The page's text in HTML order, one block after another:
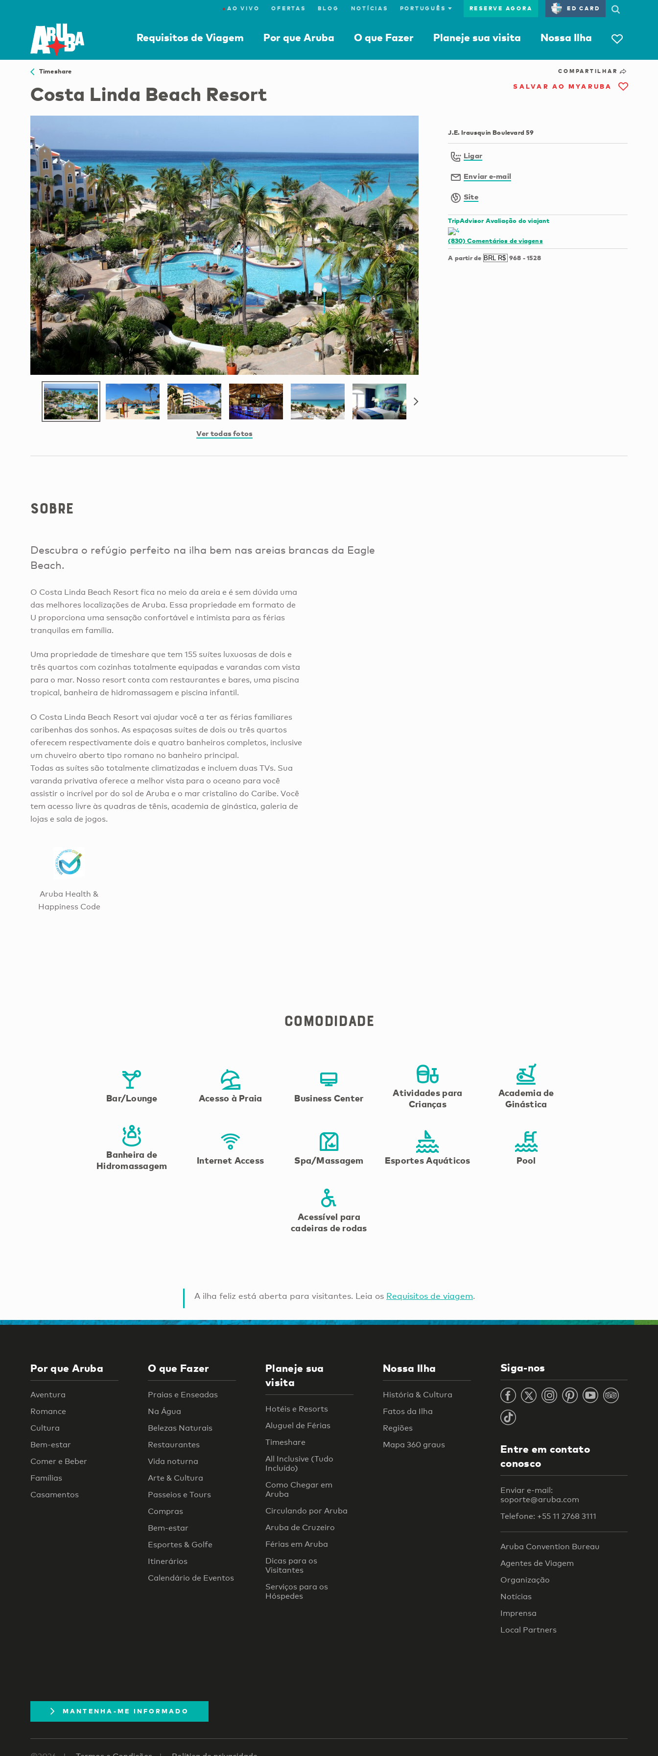
●AO VIVO OFERTAS BLOG NOTÍCIAS RESERVE AGORA ED CARD
Requisitos de Viagem Por que Aruba O que Fazer Planeje sua visita Nossa Ilha
Timeshare
Costa Linda Beach Resort
Ver todas fotos
COMPARTILHAR
SALVAR AO MYARUBA
J.E. Irausquin Boulevard 59
Ligar
Enviar e-mail
Site
TripAdvisor Avaliação do viajant
(830) Comentários de viagens
A partir de 968 -1528
Sobre
Descubra o refúgio perfeito na ilha bem nas areias brancas da Eagle
Beach.
O Costa Linda Beach Resort fica no meio da areia e é sem dúvida uma
das melhores localizações de Aruba. Essa propriedade em formato de
U proporciona uma sensação confortável e intimista para as férias
tranquilas em família.
Uma propriedade de timeshare que tem 155 suítes luxuosas de dois e
três quartos com cozinhas totalmente equipadas e varandas com vista
para o mar. Nosso resort conta com restaurantes e bares, uma piscina
tropical, banheira de hidromassagem e piscina infantil.
O Costa Linda Beach Resort vai ajudar você a ter as férias familiares
caribenhas dos sonhos. As espaçosas suítes de dois ou três quartos
oferecem respectivamente dois e quatro banheiros completos, inclusive
um chuveiro aberto tipo romano no banheiro principal.
Todas as suítes são totalmente climatizadas e incluem duas TVs. Sua
varanda privativa oferece a melhor vista para o oceano para você
assistir o incrível por do sol de Aruba e o mar cristalino do Caribe. Você
tem acesso livre às quadras de tênis, academia de ginástica, galeria de
lojas e sala de jogos.
Aruba Health &
Happiness Code
Comodidade
Bar/Lounge Acesso à Praia Business Center
Atividades para
Crianças
Academia de
Ginástica
Banheira de
Hidromassagem
Internet Access Spa/Massagem Esportes Aquáticos Pool
Acessível para
cadeiras de rodas
A ilha feliz está aberta para visitantes. Leia os Requisitos de viagem.
Por que Aruba
Aventura
Romance
Cultura
Bem-estar
Comer e Beber
Famílias
Casamentos
O que Fazer
Praias e Enseadas
Na Água
Belezas Naturais
Restaurantes
Vida noturna
Arte & Cultura
Passeios e Tours
Compras
Bem-estar
Esportes & Golfe
Itinerários
Calendário de Eventos
Planeje sua
visita
Hotéis e Resorts
Aluguel de Férias
Timeshare
All Inclusive (Tudo
Incluído)
Como Chegar em
Aruba
Circulando por Aruba
Aruba de Cruzeiro
Férias em Aruba
Dicas para os
Visitantes
Serviços para os
Hóspedes
Nossa Ilha
História & Cultura
Fatos da Ilha
Regiões
Mapa 360 graus
Siga-nos
Entre em contato
conosco
Enviar e-mail:
soporte@aruba.com
Telefone: +55 11 2768 3111
Aruba Convention Bureau
Agentes de Viagem
Organização
Notícias
Imprensa
Local Partners
MANTENHA-ME INFORMADO